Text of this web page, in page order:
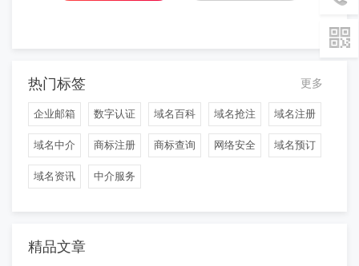
热门标签 更多
企业邮箱 数字认证 域名百科 域名抢注 域名注册
域名中介 商标注册 商标查询 网络安全 域名预订
域名资讯 中介服务
精品文章